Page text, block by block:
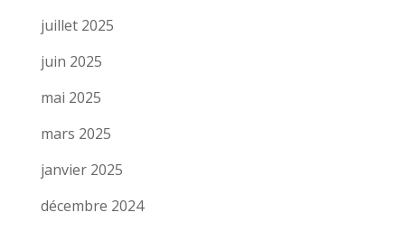
juillet 2025
juin 2025
mai 2025
mars 2025
janvier 2025
décembre 2024